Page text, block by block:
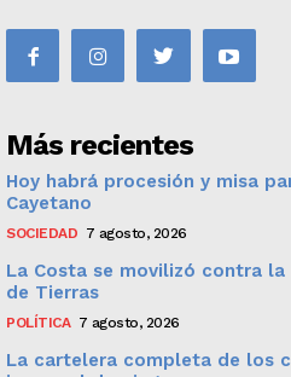
Más recientes
Hoy habrá procesión y misa
Cayetano
SOCIEDAD 7 agosto, 2026
La Costa se movilizó contra
de Tierras
POLÍTICA 7 agosto, 2026
La cartelera completa de los